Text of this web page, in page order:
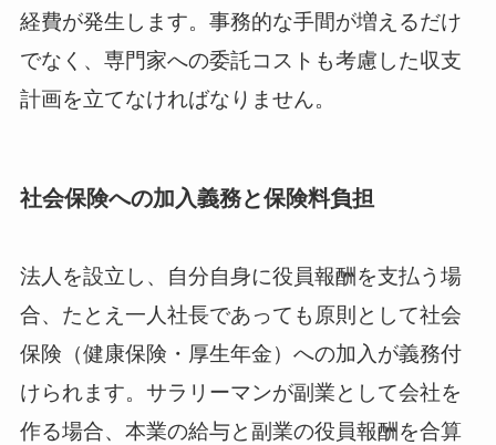
経費が発生します。事務的な手間が増えるだけ
でなく、専門家への委託コストも考慮した収支
計画を立てなければなりません。
社会保険への加入義務と保険料負担
法人を設立し、自分自身に役員報酬を支払う場
合、たとえ一人社長であっても原則として社会
保険（健康保険・厚生年金）への加入が義務付
けられます。サラリーマンが副業として会社を
作る場合、本業の給与と副業の役員報酬を合算